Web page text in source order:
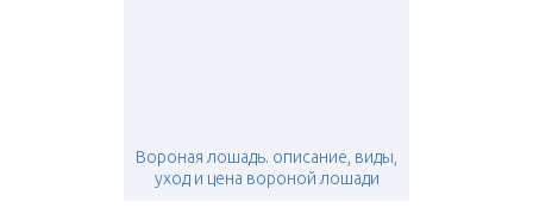
Вороная лошадь. описание, виды,
уход и цена вороной лошади